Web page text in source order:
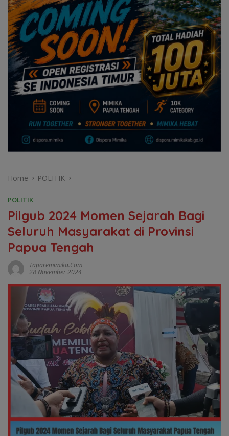
Home POLITIK
POLITIK
Pilgub 2024 Momen Sejarah Bagi
Seluruh Masyarakat di Provinsi
Papua Tengah
Taparemimika.com
28 November 2024